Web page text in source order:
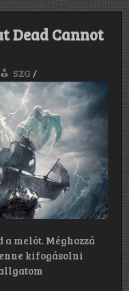
Dead Cannot
SZG /
melót. Méghozzá
kifogásolni